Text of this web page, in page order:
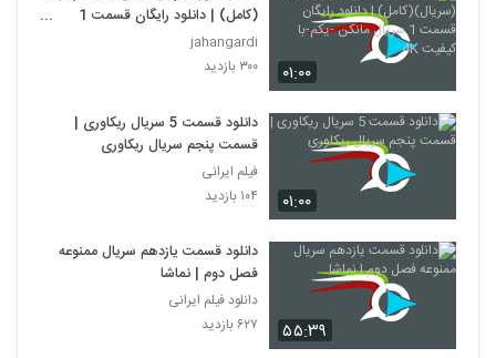
۰۱:۰۰
(کامل) | دانلود رایگان قسمت 1
سریال مانکن -یکم-با کیفیت 4K
jahangardi
۳۰۰ بازدید
۰۱:۰۰
دانلود قسمت 5 سریال ریکاوری |
قسمت پنجم سریال ریکاوری
فیلم ایرانی
۱۰۴ بازدید
۵۵:۳۹
دانلود قسمت یازدهم سریال ممنوعه
فصل دوم | نماشا
دانلود فیلم ایرانی
۶۲۷ بازدید